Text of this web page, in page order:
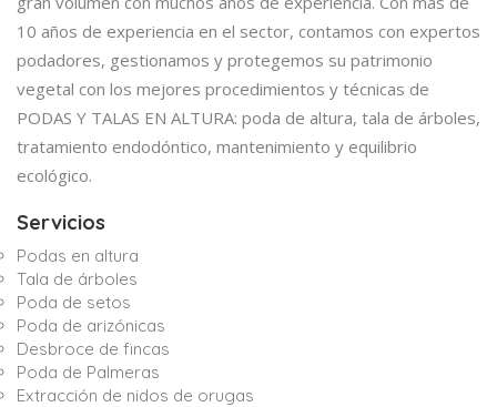
10 años de experiencia en el sector, contamos con expertos
podadores, gestionamos y protegemos su patrimonio
vegetal con los mejores procedimientos y técnicas de
PODAS Y TALAS EN ALTURA: poda de altura, tala de árboles,
tratamiento endodóntico, mantenimiento y equilibrio
ecológico.
Servicios
Podas en altura
Tala de árboles
Poda de setos
Poda de arizónicas
Desbroce de fincas
Poda de Palmeras
Extracción de nidos de orugas